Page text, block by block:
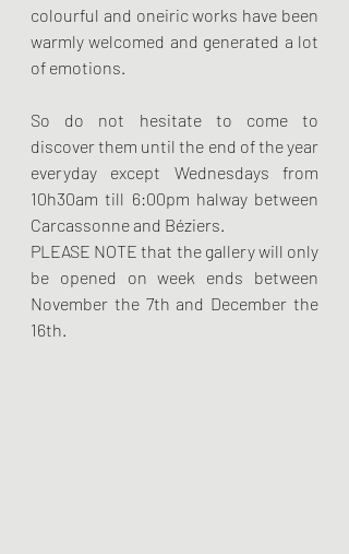
colourful and oneiric works have been
warmly welcomed and generated a lot
of emotions.
So do not hesitate to come to
discover them until the end of the year
everyday except Wednesdays from
10h30am till 6:00pm halway between
Carcassonne and Béziers.
PLEASE NOTE that the gallery will only
be opened on week ends between
November the 7th and December the
16th.